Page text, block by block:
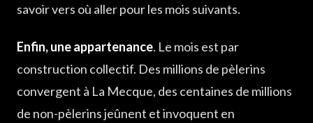
savoir vers où aller pour les mois suivants.
Enfin, une appartenance. Le mois est par
construction collectif. Des millions de pèlerins
convergent à La Mecque, des centaines de millions
de non-pèlerins jeûnent et invoquent en